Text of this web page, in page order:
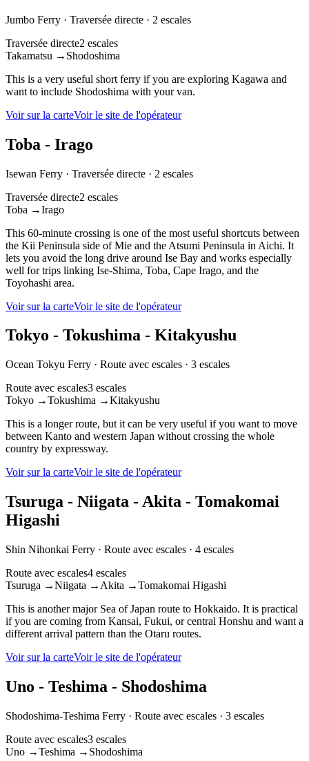
Jumbo Ferry · Traversée directe · 2 escales
Traversée directe2 escales
Takamatsu → Shodoshima
This is a very useful short ferry if you are exploring Kagawa and
want to include Shodoshima with your van.
Voir sur la carteVoir le site de l'opérateur
Toba - Irago
Isewan Ferry · Traversée directe · 2 escales
Traversée directe2 escales
Toba →Irago
This 60-minute crossing is one of the most useful shortcuts between
the Kii Peninsula side of Mie and the Atsumi Peninsula in Aichi. It
lets you avoid the long drive around Ise Bay and works especially
well for trips linking Ise-Shima, Toba, Cape Irago, and the
Toyohashi area.
Voir sur la carteVoir le site de l'opérateur
Tokyo - Tokushima - Kitakyushu
Ocean Tokyu Ferry · Route avec escales · 3 escales
Route avec escales3 escales
Tokyo →Tokushima →Kitakyushu
This is a longer route, but it can be very useful if you want to move
between Kanto and western Japan without crossing the whole
country by expressway.
Voir sur la carteVoir le site de l'opérateur
Tsuruga - Niigata - Akita - Tomakomai
Higashi
Shin Nihonkai Ferry · Route avec escales · 4 escales
Route avec escales4 escales
Tsuruga →Niigata → Akita →Tomakomai Higashi
This is another major Sea of Japan route to Hokkaido. It is practical
if you are coming from Kansai, Fukui, or central Honshu and want a
different arrival pattern than the Otaru routes.
Voir sur la carteVoir le site de l'opérateur
Uno - Teshima - Shodoshima
Shodoshima-Teshima Ferry · Route avec escales · 3 escales
Route avec escales3 escales
Uno →Teshima → Shodoshima